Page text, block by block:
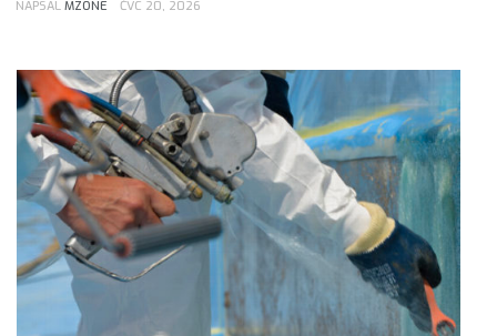
NAPSAL MZONE ČVC 20, 2026